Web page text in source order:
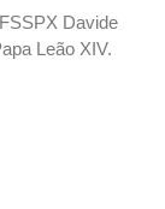
Davide
Leão XIV.